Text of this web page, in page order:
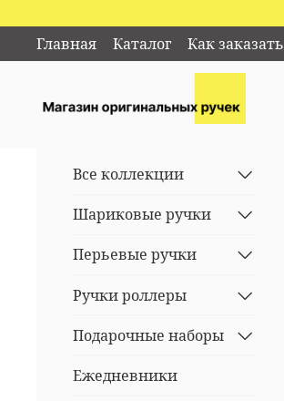
Главная
Каталог Как заказать
Все коллекции
Шариковые ручки
Перьевые ручки
Ручки роллеры
Подарочные наборы
Ежедневники